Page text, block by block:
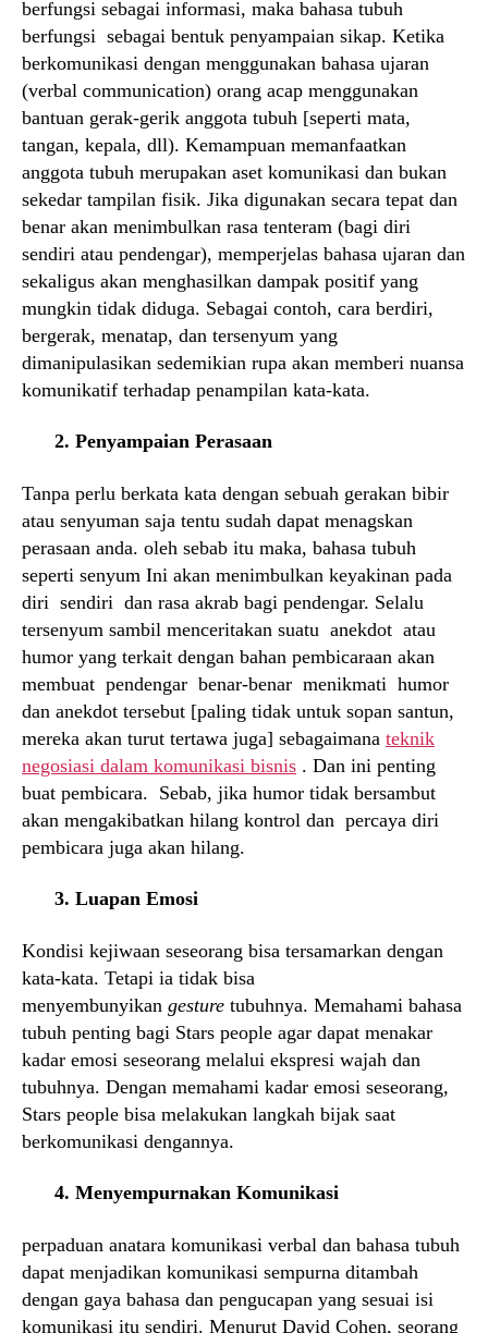
berfungsi sebagai informasi, maka bahasa tubuh
berfungsi sebagai bentuk penyampaian sikap. Ketika
berkomunikasi dengan menggunakan bahasa ujaran
(verbal communication) orang acap menggunakan
bantuan gerak-gerik anggota tubuh [seperti mata,
tangan, kepala, dll). Kemampuan memanfaatkan
anggota tubuh merupakan aset komunikasi dan bukan
sekedar tampilan fisik. Jika digunakan secara tepat dan
benar akan menimbulkan rasa tenteram (bagi diri
sendiri atau pendengar), memperjelas bahasa ujaran dan
sekaligus akan menghasilkan dampak positif yang
mungkin tidak diduga. Sebagai contoh, cara berdiri,
bergerak, menatap, dan tersenyum yang
dimanipulasikan sedemikian rupa akan memberi nuansa
komunikatif terhadap penampilan kata-kata.
2. Penyampaian Perasaan
Tanpa perlu berkata kata dengan sebuah gerakan bibir
atau senyuman saja tentu sudah dapat menagskan
perasaan anda. oleh sebab itu maka, bahasa tubuh
seperti senyum Ini akan menimbulkan keyakinan pada
diri sendiri dan rasa akrab bagi pendengar. Selalu
tersenyum sambil menceritakan suatu anekdot atau
humor yang terkait dengan bahan pembicaraan akan
membuat pende­ngar benar-benar menikmati humor
dan anekdot tersebut [paling tidak untuk sopan santun,
mereka akan turut tertawa juga] sebagaimana teknik
negosiasi dalam komunikasi bisnis . Dan ini penting
buat pembicara. Sebab, jika humor tidak bersambut
akan mengakibatkan hilang kontrol dan percaya diri
pembicara juga akan hilang.
3. Luapan Emosi
Kondisi kejiwaan seseorang bisa tersamarkan dengan
kata-kata. Tetapi ia tidak bisa
menyembunyikan gesture tubuhnya. Memahami bahasa
tubuh penting bagi Stars people agar dapat menakar
kadar emosi seseorang melalui ekspresi wajah dan
tubuhnya. Dengan memahami kadar emosi seseorang,
Stars people bisa melakukan langkah bijak saat
berkomunikasi dengannya.
4. Menyempurnakan Komunikasi
perpaduan anatara komunikasi verbal dan bahasa tubuh
dapat menjadikan komunikasi sempurna ditambah
dengan gaya bahasa dan pengucapan yang sesuai isi
komunikasi itu sendiri. Menurut David Cohen, seorang